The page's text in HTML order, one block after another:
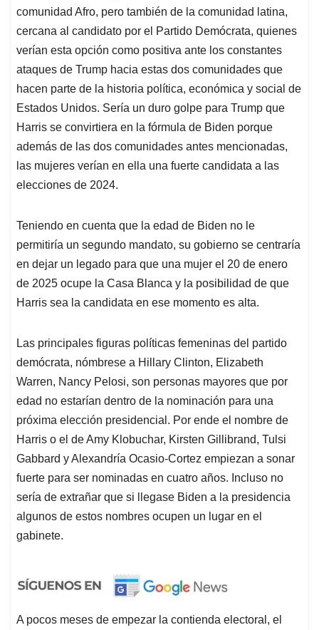
comunidad Afro, pero también de la comunidad latina,
cercana al candidato por el Partido Demócrata, quienes
verían esta opción como positiva ante los constantes
ataques de Trump hacia estas dos comunidades que
hacen parte de la historia política, económica y social de
Estados Unidos. Sería un duro golpe para Trump que
Harris se convirtiera en la fórmula de Biden porque
además de las dos comunidades antes mencionadas,
las mujeres verían en ella una fuerte candidata a las
elecciones de 2024.
Teniendo en cuenta que la edad de Biden no le
permitiría un segundo mandato, su gobierno se centraría
en dejar un legado para que una mujer el 20 de enero
de 2025 ocupe la Casa Blanca y la posibilidad de que
Harris sea la candidata en ese momento es alta.
Las principales figuras políticas femeninas del partido
demócrata, nómbrese a Hillary Clinton, Elizabeth
Warren, Nancy Pelosi, son personas mayores que por
edad no estarían dentro de la nominación para una
próxima elección presidencial. Por ende el nombre de
Harris o el de Amy Klobuchar, Kirsten Gillibrand, Tulsi
Gabbard y Alexandría Ocasio-Cortez empiezan a sonar
fuerte para ser nominadas en cuatro años. Incluso no
sería de extrañar que si llegase Biden a la presidencia
algunos de estos nombres ocupen un lugar en el
gabinete.
A pocos meses de empezar la contienda electoral, el